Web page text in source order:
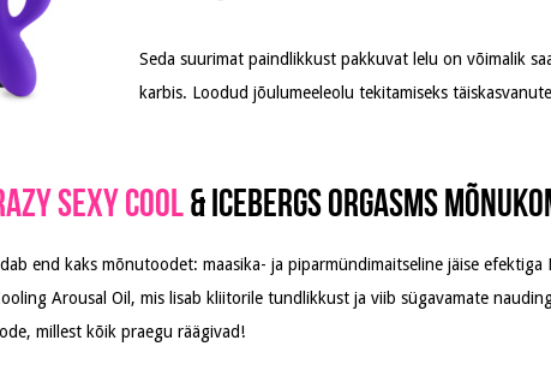
Seda suurimat paindlikkust pakkuvat lelu on võimalik
karbis. Loodud jõulumeeleolu tekitamiseks
Sexy Cool& Icebergs Orgasms
end kaks mõnutoodet: maasika- ja piparmündimaitseline jäise efektiga
Arousal Oil, mis lisab kliitorile tundlikkust ja viib sügavamate
millest kõik praegu räägivad!